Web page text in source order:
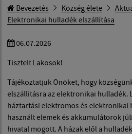
Bevezetés Község élete
Elektronikai hulladék elszállítása
06.07.2026
Tisztelt Lakosok!
Tájékoztatjuk Önöket, hogy
elszállításra az elektronikai hulladék.
háztartási elektromos és elektronikai
használt elemek és akkumulátorok
hivatal mögött. A házak elől a